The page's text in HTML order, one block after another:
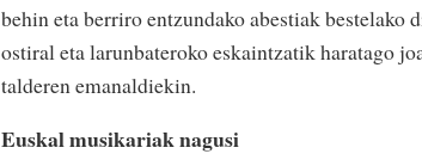
behin eta berriro entzundako abestiak bestelako
ostiral eta larunbateroko eskaintzatik haratago
talderen emanaldiekin.
Euskal musikariak nagusi